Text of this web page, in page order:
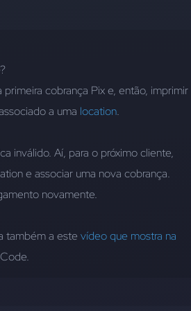
cobrança Pix e, então, imprimir
a uma location.
inválido. Aí, para o próximo cliente,
e associar uma nova cobrança.
novamente.
também a este vídeo que mostra na